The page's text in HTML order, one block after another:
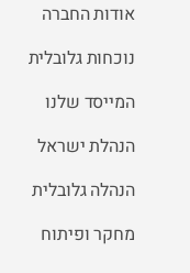
אודות החברה
נוכחות גלובלית
המייסד שלנו
הנהלת ישראל
הנהלה גלובלית
מחקר ופיתוח